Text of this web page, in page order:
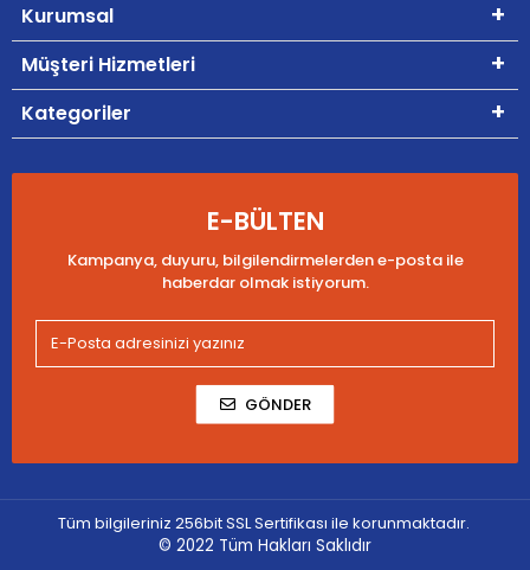
Kurumsal
Müşteri Hizmetleri
Kategoriler
E-BÜLTEN
Kampanya, duyuru, bilgilendirmelerden e-posta ile
haberdar olmak istiyorum.
GÖNDER
Tüm bilgileriniz 256bit SSL Sertifikası ile korunmaktadır.
© 2022 Tüm Hakları Saklıdır